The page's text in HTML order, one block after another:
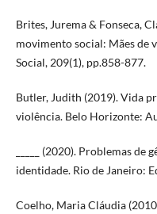
Brites, Jurema & Fonseca,
movimento social: Mães de
Social, 209(1), pp.858-877.
Butler, Judith (2019). Vida
violência. Belo Horizonte:
_____ (2020). Problemas
identidade. Rio de Janeiro:
Coelho, Maria Cláudia